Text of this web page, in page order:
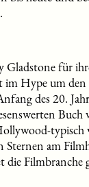
für
Hype um den
des 20.
am